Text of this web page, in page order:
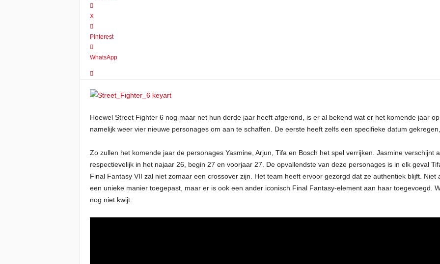
X
Pinterest
WhatsApp
Hoewel Street Fighter 6 nog maar net hun derde jaar heeft afgerond, is er al bekend wat er het komende jaar
namelijk weer vier nieuwe personages om aan te schaffen. De eerste heeft zelfs een specifieke datum
Zo zullen het komende jaar de personages Yasmine, Arjun, Tifa en Bosch het spel verrijken. Jasmine verschijnt
respectievelijk in het najaar 26, begin 27 en voorjaar 27. De opvallendste van deze personages is in elk geval
Final Fantasy VII zal niet zomaar een crossover zijn. Het team heeft ervoor gezorgd dat ze authentiek blijft.
een unieke manier toegepast, maar er is ook een ander iconisch Final Fantasy-element aan haar toegevoegd.
nog niet kwijt.